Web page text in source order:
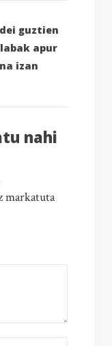
guztien
apur
izan
nahi
markatuta